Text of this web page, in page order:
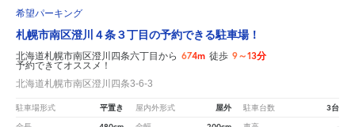
希望パーキング
札幌市南区澄川４条３丁目の予約できる駐車場！
北海道札幌市南区澄川四条六丁目から 674m 徒歩 9～13分
予約できてオススメ！
北海道札幌市南区澄川四条3-6-3
駐車場形式 平置き 屋内外形式 屋外 駐車台数 3台